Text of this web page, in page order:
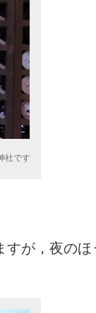
社です
が，夜の